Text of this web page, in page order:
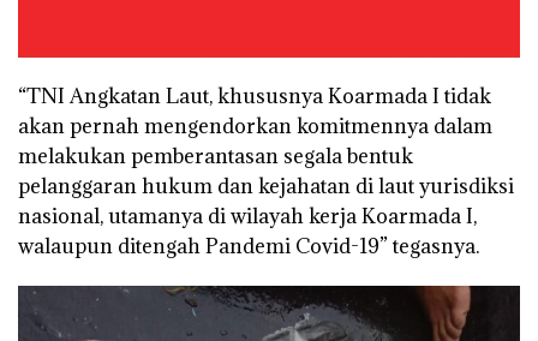
“TNI Angkatan Laut, khususnya Koarmada I tidak
akan pernah mengendorkan komitmennya dalam
melakukan pemberantasan segala bentuk
pelanggaran hukum dan kejahatan di laut yurisdiksi
nasional, utamanya di wilayah kerja Koarmada I,
walaupun ditengah Pandemi Covid-19” tegasnya.